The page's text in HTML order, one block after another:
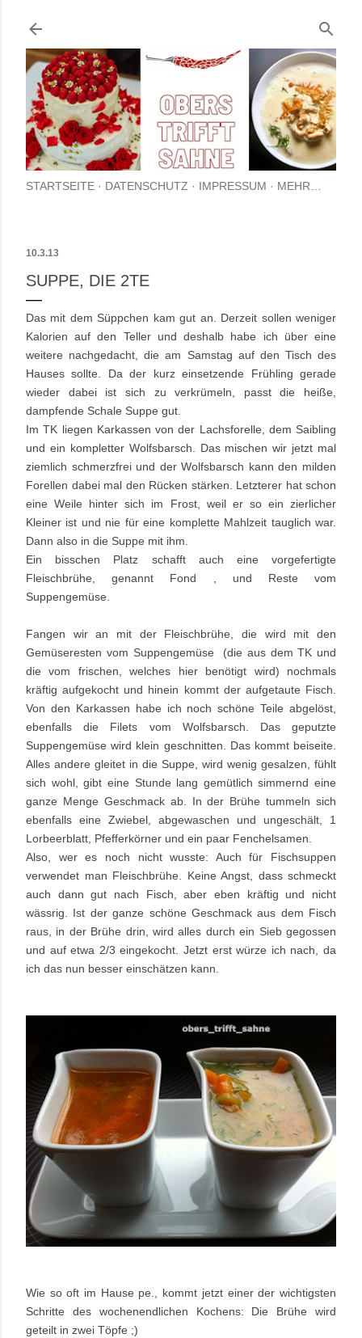
STARTSEITE DATENSCHUTZ IMPRESSUM MEHR…
10.3.13
SUPPE, DIE 2TE
Das mit dem Süppchen kam gut an. Derzeit sollen weniger
Kalorien auf den Teller und deshalb habe ich über eine
weitere nachgedacht, die am Samstag auf den Tisch des
Hauses sollte. Da der kurz einsetzende Frühling gerade
wieder dabei ist sich zu verkrümeln, passt die heiße,
dampfende Schale Suppe gut.
Im TK liegen Karkassen von der Lachsforelle, dem Saibling
und ein kompletter Wolfsbarsch. Das mischen wir jetzt mal
ziemlich schmerzfrei und der Wolfsbarsch kann den milden
Forellen dabei mal den Rücken stärken. Letzterer hat schon
eine Weile hinter sich im Frost, weil er so ein zierlicher
Kleiner ist und nie für eine komplette Mahlzeit tauglich war.
Dann also in die Suppe mit ihm.
Ein bisschen Platz schafft auch eine vorgefertigte
Fleischbrühe, genannt Fond , und Reste vom
Suppengemüse.
Fangen wir an mit der Fleischbrühe, die wird mit den
Gemüseresten vom Suppengemüse (die aus dem TK und
die vom frischen, welches hier benötigt wird) nochmals
kräftig aufgekocht und hinein kommt der aufgetaute Fisch.
Von den Karkassen habe ich noch schöne Teile abgelöst,
ebenfalls die Filets vom Wolfsbarsch. Das geputzte
Suppengemüse wird klein geschnitten. Das kommt beiseite.
Alles andere gleitet in die Suppe, wird wenig gesalzen, fühlt
sich wohl, gibt eine Stunde lang gemütlich simmernd eine
ganze Menge Geschmack ab. In der Brühe tummeln sich
ebenfalls eine Zwiebel, abgewaschen und ungeschält, 1
Lorbeerblatt, Pfefferkörner und ein paar Fenchelsamen.
Also, wer es noch nicht wusste: Auch für Fischsuppen
verwendet man Fleischbrühe. Keine Angst, dass schmeckt
auch dann gut nach Fisch, aber eben kräftig und nicht
wässrig. Ist der ganze schöne Geschmack aus dem Fisch
raus, in der Brühe drin, wird alles durch ein Sieb gegossen
und auf etwa 2/3 eingekocht. Jetzt erst würze ich nach, da
ich das nun besser einschätzen kann.
Wie so oft im Hause pe., kommt jetzt einer der wichtigsten
Schritte des wochenendlichen Kochens: Die Brühe wird
geteilt in zwei Töpfe ;)